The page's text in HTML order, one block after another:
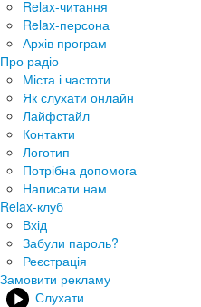
Relax-читання
Relax-персона
Архів програм
Про радіо
Міста і частоти
Як слухати онлайн
Лайфстайл
Контакти
Логотип
Потрібна допомога
Написати нам
Relax-клуб
Вхід
Забули пароль?
Реєстрація
Замовити рекламу
Слухати